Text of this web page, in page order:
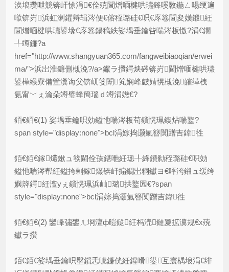
涘埌瓒呭競锛屽悇涓€佺殑閫熷喕楗哄瓙鎽嗘斁鍦ㄥ啺绠遍
噷锛岃浜虹溂鑺辩辑涔便€傛秷璐硅€呮€庝箞閫夋嫨鍛紝
閫熷喕楗哄瓙鍙堟€庝箞鍚稿紩娑堣垂鑰呰喘涔板憿?涓€鐗
╀竴鐮?a
href="http://www.shangyuan365.com/fangweibiaoqian/erwei
ma/">浜岀淮鐮侀槻浼?/a>钀ラ攢鍔炴硶锛岃閫熷喕楗哄瓙
鍙樺緱寮備箮瀵诲父锛屼笅闈笂娴峰皻婧愰槻浼皬缂栧
氨甯﹀ぇ瀹朵竴璧蜂簡瑙ｄ竴涓嬨€?
銆€銆€(1) 娑堣垂鑰呮効鎰忚喘涔板苟鎻愰珮鍥炶喘鐜?
span style="display:none">bcl涓婃捣灏氭簮闃蹭吉鍏徃
銆€銆€鎵爜鏉ュ彂閫佺孩鍖咃紝璁╀綘鐨勬秷璐硅€呮効
鎰忚喘涔帮紝鎰挎剰鎵爜锛屽搧鐗岀粡钀ヨ€呯洿鎺ュ缓绔
嬩簰鍔紝澶уぇ鎻愰珮浜屾璐拱鐜囥€?span
style="display:none">bcl涓婃捣灏氭簮闃蹭吉鍏徃
銆€銆€(2) 鑾峰彇鐢ㄦ埛澶ф暟鎹紝杩涜鏈夐拡瀵规€х殑
钀ラ攢
銆€銆€娑堣垂鑰呮壂鎻忎唬鐮侊紝鍟嗗鍙互寰楀埌涓€绯